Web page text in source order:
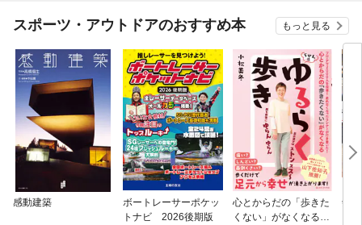
スポーツ・アウトドアのおすすめ本 もっと見る
感動建築
ボートレーサーポケッ
トナビ 2026後期版
心とからだの「歩きた
くない」がなくなる
剣